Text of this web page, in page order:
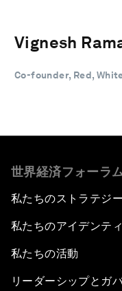
Vignesh
Co-founder, Red,
世界経済フォーラ
私たちのストラテジー
私たちのアイデンテ
私たちの活動
リーダーシップとガ